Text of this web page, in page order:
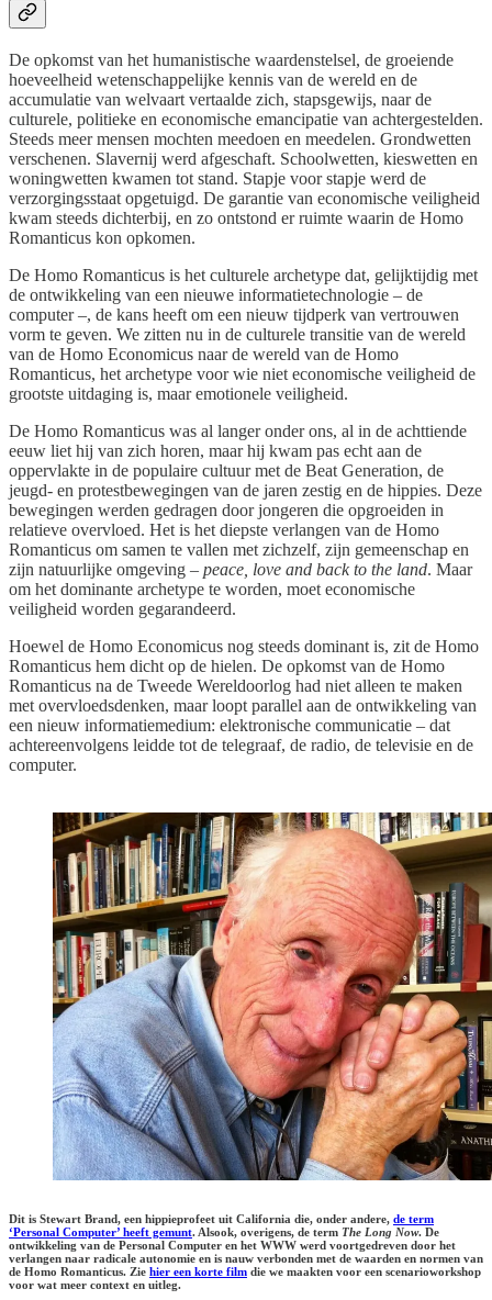
De opkomst van het humanistische waardenstelsel, de groeiende
hoeveelheid wetenschappelijke kennis van de wereld en de
accumulatie van welvaart vertaalde zich, stapsgewijs, naar de
culturele, politieke en economische emancipatie van achtergestelden.
Steeds meer mensen mochten meedoen en meedelen. Grondwetten
verschenen. Slavernij werd afgeschaft. Schoolwetten, kieswetten en
woningwetten kwamen tot stand. Stapje voor stapje werd de
verzorgingsstaat opgetuigd. De garantie van economische veiligheid
kwam steeds dichterbij, en zo ontstond er ruimte waarin de Homo
Romanticus kon opkomen.
De Homo Romanticus is het culturele archetype dat, gelijktijdig met
de ontwikkeling van een nieuwe informatietechnologie – de
computer –, de kans heeft om een nieuw tijdperk van vertrouwen
vorm te geven. We zitten nu in de culturele transitie van de wereld
van de Homo Economicus naar de wereld van de Homo
Romanticus, het archetype voor wie niet economische veiligheid de
grootste uitdaging is, maar emotionele veiligheid.
De Homo Romanticus was al langer onder ons, al in de achttiende
eeuw liet hij van zich horen, maar hij kwam pas echt aan de
oppervlakte in de populaire cultuur met de Beat Generation, de
jeugd- en protestbewegingen van de jaren zestig en de hippies. Deze
bewegingen werden gedragen door jongeren die opgroeiden in
relatieve overvloed. Het is het diepste verlangen van de Homo
Romanticus om samen te vallen met zichzelf, zijn gemeenschap en
zijn natuurlijke omgeving – peace, love and back to the land. Maar
om het dominante archetype te worden, moet economische
veiligheid worden gegarandeerd.
Hoewel de Homo Economicus nog steeds dominant is, zit de Homo
Romanticus hem dicht op de hielen. De opkomst van de Homo
Romanticus na de Tweede Wereldoorlog had niet alleen te maken
met overvloedsdenken, maar loopt parallel aan de ontwikkeling van
een nieuw informatiemedium: elektronische communicatie – dat
achtereenvolgens leidde tot de telegraaf, de radio, de televisie en de
computer.
Dit is Stewart Brand, een hippieprofeet uit California die, onder andere, de term
‘Personal Computer’ heeft gemunt. Alsook, overigens, de term The Long Now. De
ontwikkeling van de Personal Computer en het WWW werd voortgedreven door het
verlangen naar radicale autonomie en is nauw verbonden met de waarden en normen van
de Homo Romanticus. Zie hier een korte film die we maakten voor een scenarioworkshop
voor wat meer context en uitleg.